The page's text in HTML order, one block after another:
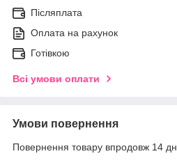
Післяплата
Оплата на рахунок
Готівкою
Всі умови оплати
Умови повернення
Повернення товару впродовж 14